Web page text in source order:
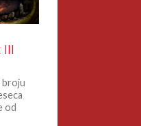
broju
od